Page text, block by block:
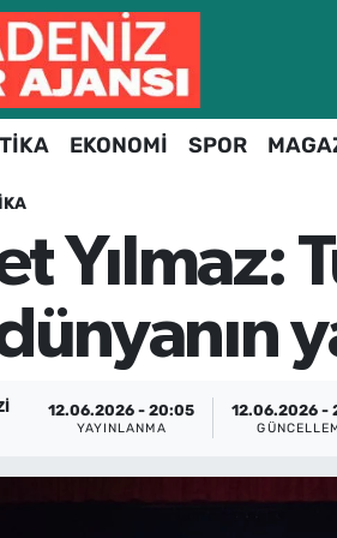
EKONOMİ SPOR
Yılmaz:
12.06.2026 - 20:05
YAYINLANMA
12.06.2026 -
Fikstür